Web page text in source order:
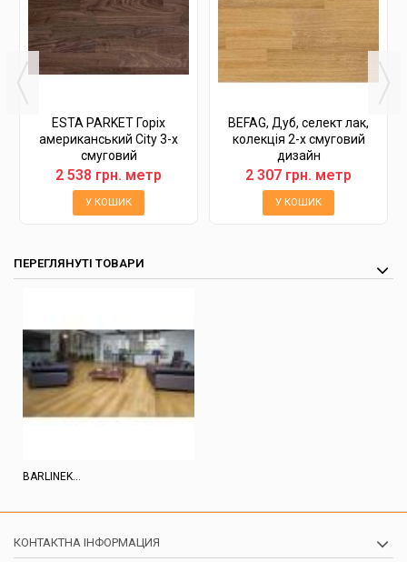
ESTA PARKET Горіх
американський City 3-х
смуговий
2 538 грн. метр
У КОШИК
BEFAG, Дуб, селект лак,
колекція 2-х смуговий
дизайн
2 307 грн. метр
У КОШИК
ПЕРЕГЛЯНУТІ ТОВАРИ
BARLINEK...
КОНТАКТНА ІНФОРМАЦИЯ